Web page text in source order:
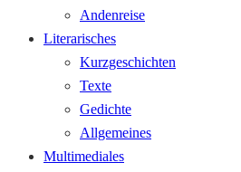
Andenreise
Literarisches
Kurzgeschichten
Texte
Gedichte
Allgemeines
Multimediales